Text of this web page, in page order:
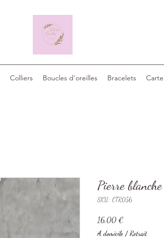
Colliers Boucles d'oreilles Bracelets
Pierre blanche
SKU : CTR056
16,00 €
A domicile / Retrait